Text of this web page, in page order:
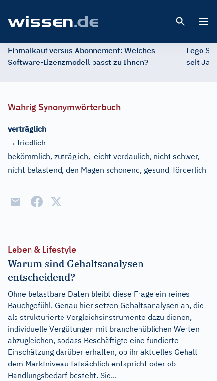
Einmalkauf versus Abonnement: Welches
Software-Lizenzmodell passt zu Ihnen?
Lego
seit
Wahrig Synonymwörterbuch
verträglich
→ friedlich
bekömmlich, zuträglich, leicht verdaulich, nicht schwer,
nicht belastend, den Magen schonend, gesund, förderlich
Leben & Lifestyle
Warum sind Gehaltsanalysen
entscheidend?
Ohne belastbare Daten bleibt diese Frage ein reines
Bauchgefühl. Genau hier setzen Gehaltsanalysen an, die
als strukturierte Vergleichsinstrumente dazu dienen,
individuelle Vergütungen mit branchenüblichen Werten
abzugleichen, sodass Beschäftigte eine fundierte
Einschätzung darüber erhalten, ob ihr aktuelles Gehalt
dem Marktniveau tatsächlich entspricht oder ob
Handlungsbedarf besteht. Sie...